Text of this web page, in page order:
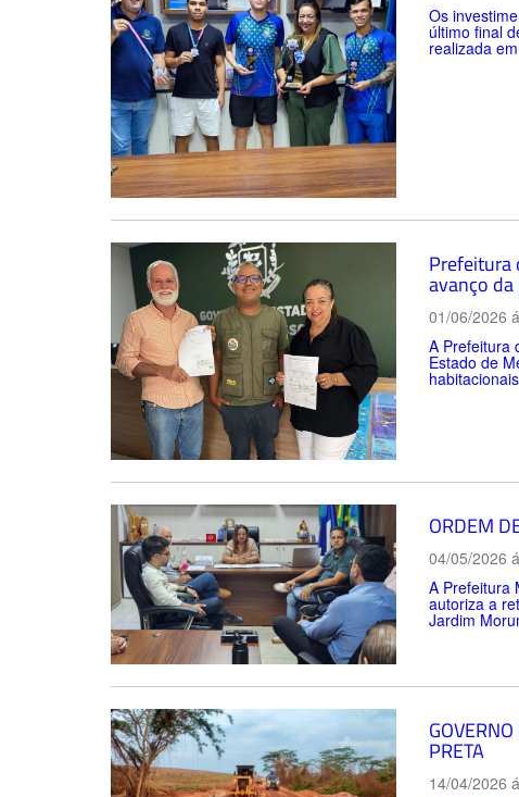
Os
último final
realizada
Prefeitura
avanço
01/06/2026
A Prefeitura
Estado de
ORDEM
04/05/2026
A Prefeitura
autoriza a
Jardim
PRETA
14/04/2026